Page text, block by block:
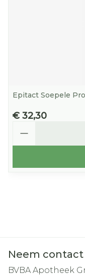
Epitact Soepele
€ 32,30
Neem
BVBA Apotheek